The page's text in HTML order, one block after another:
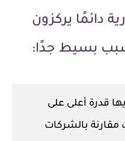
دائمًا يركزون
بسيط جدًا:
قدرة أعلى على
مقارنة بالشركات